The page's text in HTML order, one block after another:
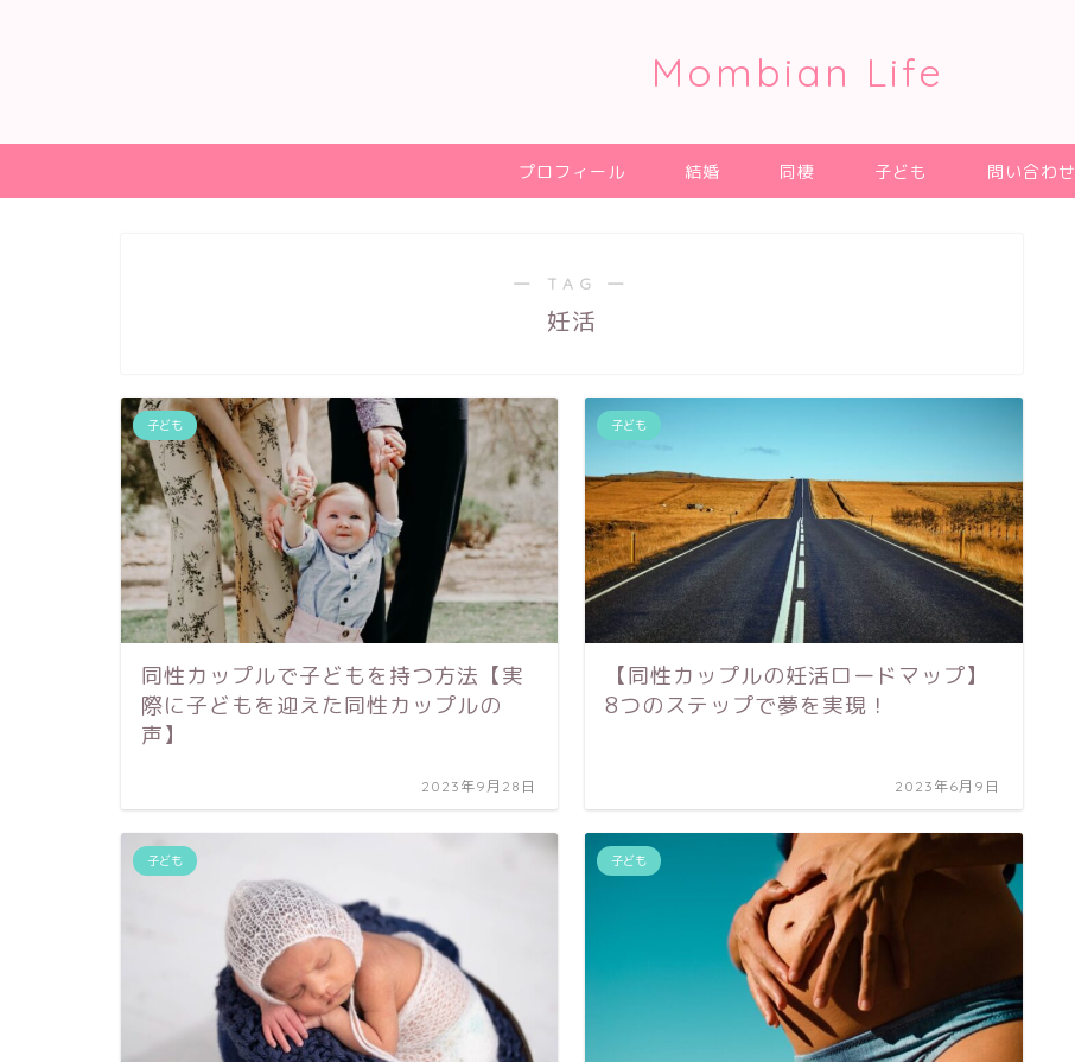
Mombian Life
プロフィール 結婚 同棲 子ども 問い合わせ
― TAG ―
妊活
子ども
同性カップルで子どもを持つ方法【実
際に子どもを迎えた同性カップルの
声】
2023年9月28日
子ども
【同性カップルの妊活ロードマップ】
8つのステップで夢を実現！
2023年6月9日
子ども 子ども